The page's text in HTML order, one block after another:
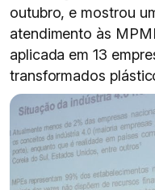
outubro, e mostrou
atendimento às
aplicada em 13
transformados